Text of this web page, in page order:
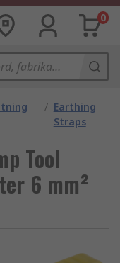
0
/ Earthing
Straps
Tool
6 mm²